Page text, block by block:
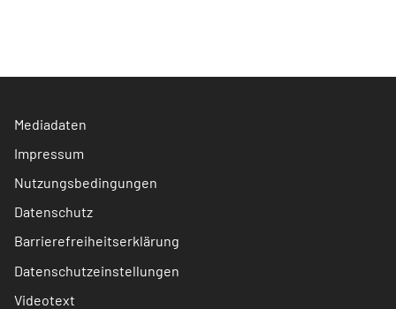
Mediadaten
Impressum
Nutzungsbedingungen
Datenschutz
Barrierefreiheitserklärung
Datenschutzeinstellungen
Videotext